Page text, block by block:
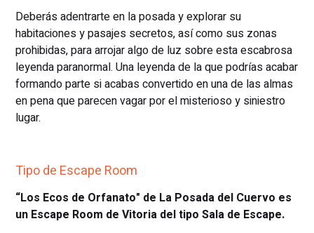
Deberás adentrarte en la posada y explorar su
habitaciones y pasajes secretos, así como sus zonas
prohibidas, para arrojar algo de luz sobre esta escabrosa
leyenda paranormal. Una leyenda de la que podrías acabar
formando parte si acabas convertido en una de las almas
en pena que parecen vagar por el misterioso y siniestro
lugar.
Tipo de Escape Room
“Los Ecos de Orfanato" de La Posada del Cuervo es
un Escape Room de Vitoria del tipo Sala de Escape.